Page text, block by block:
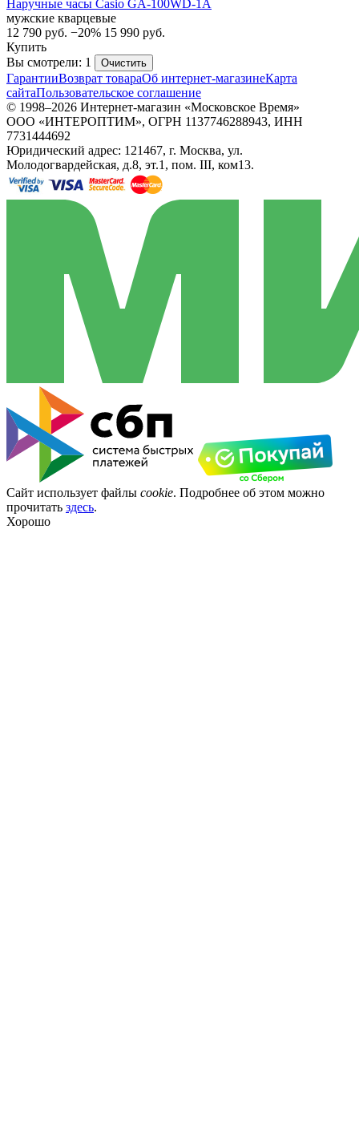
Наручные часы Casio GA-100WD-1A
мужские кварцевые
12 790 руб. −20% 15 990 руб.
Купить
Вы смотрели: 1
Очистить
ГарантииВозврат товараОб интернет-магазинеКарта
сайтаПользовательское соглашение
© 1998–2026 Интернет-магазин «Московское Время»
ООО «ИНТЕРОПТИМ», ОГРН 1137746288943, ИНН
7731444692
Юридический адрес: 121467, г. Москва, ул.
Молодогвардейская, д.8, эт.1, пом. III, ком13.
Сайт использует файлы cookie. Подробнее об этом можно
прочитать здесь.
Хорошо